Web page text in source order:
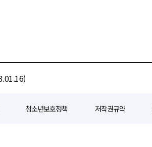
청소년보호정책 저작권규약